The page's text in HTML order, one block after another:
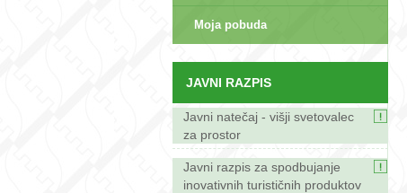
Moja pobuda
JAVNI RAZPIS
Javni natečaj - višji svetovalec
za prostor
Javni razpis za spodbujanje
inovativnih turističnih produktov